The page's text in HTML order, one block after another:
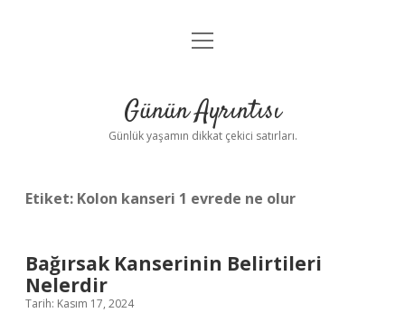
Anasayfa
Yasal Uyarı
menüyü
Günün Ayrıntısı
Günlük yaşamın dikkat çekici satırları.
Etiket: Kolon kanseri 1 evrede ne olur
Bağırsak Kanserinin Belirtileri
Nelerdir
Tarih: Kasım 17, 2024